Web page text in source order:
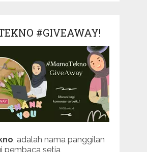
#GIVEAWAY!
, adalah nama panggilan
pembaca setia